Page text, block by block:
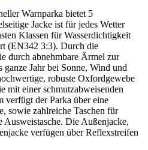
Warnparka bietet 5
Jacke ist für jedes Wetter
Klassen für Wasserdichtigkeit
(EN342 3:3). Durch die
durch abnehmbare Ärmel zur
ganze Jahr bei Sonne, Wind und
robuste Oxfordgewebe
mit einer schmutzabweisenden
verfügt der Parka über eine
sowie zahlreiche Taschen für
Ausweistasche. Die Außenjacke,
verfügen über Reflexstreifen